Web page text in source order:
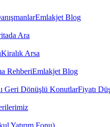
Emlakjet Blog
Ara
Kiralık Arsa
RehberiEmlakjet Blog
Geri Dönüşlü KonutlarFiyatı
Yatırım Fonu)